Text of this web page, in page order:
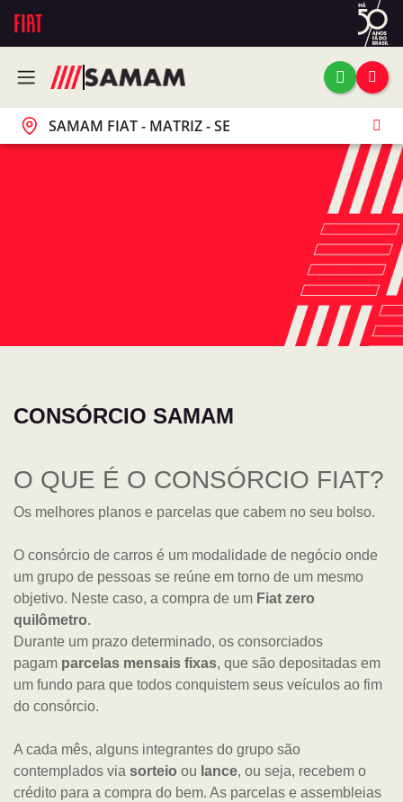
SAMAM FIAT - MATRIZ - SE
CONSÓRCIO SAMAM
O QUE É O CONSÓRCIO FIAT?
Os melhores planos e parcelas que cabem no seu bolso.
O consórcio de carros é um modalidade de negócio onde
um grupo de pessoas se reúne em torno de um mesmo
objetivo. Neste caso, a compra de um Fiat zero
quilômetro.
Durante um prazo determinado, os consorciados
pagam parcelas mensais fixas, que são depositadas em
um fundo para que todos conquistem seus veículos ao fim
do consórcio.
A cada mês, alguns integrantes do grupo são
contemplados via sorteio ou lance, ou seja, recebem o
crédito para a compra do bem. As parcelas e assembleias